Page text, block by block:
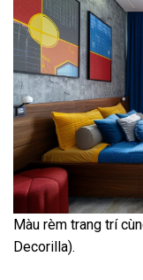
Màu rèm trang trí
Decorilla).